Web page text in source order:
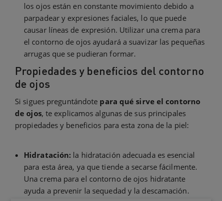
los ojos están en constante movimiento debido a
parpadear y expresiones faciales, lo que puede
causar líneas de expresión. Utilizar una crema para
el contorno de ojos ayudará a suavizar las pequeñas
arrugas que se pudieran formar.
Propiedades y beneficios del contorno
de ojos
Si sigues preguntándote para qué sirve el contorno
de ojos, te explicamos algunas de sus principales
propiedades y beneficios para esta zona de la piel:
Hidratación: la hidratación adecuada es esencial
para esta área, ya que tiende a secarse fácilmente.
Una crema para el contorno de ojos hidratante
ayuda a prevenir la sequedad y la descamación.